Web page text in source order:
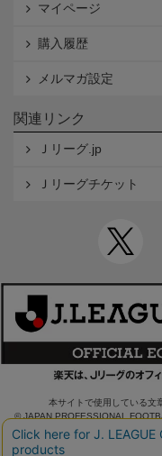
マイページ
購入履歴
メルマガ設定
関連リンク
Ｊリーグ.jp
Ｊリーグチケット
本サイトで使用している文
© JAPAN PROFESSIONAL